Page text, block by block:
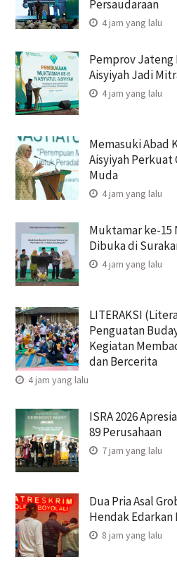
Persaudaraan
4 jam yang lalu
Pemprov Jateng
Aisyiyah Jadi
4 jam yang lalu
Memasuki Abad
Aisyiyah Perkuat
Muda
4 jam yang lalu
Muktamar ke-15
Dibuka di
4 jam yang lalu
LITERAKSI
Penguatan
Kegiatan
dan Bercerita
4 jam yang lalu
ISRA 2026
89 Perusahaan
7 jam yang lalu
Dua Pria Asal
Hendak
8 jam yang lalu